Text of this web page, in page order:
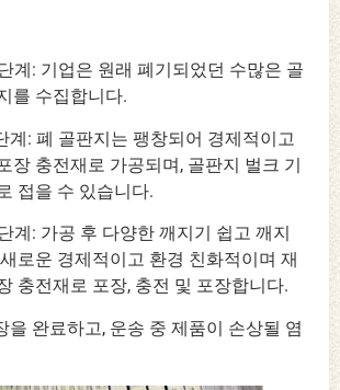
계: 기업은 원래 폐기되었던 수많은 골
를 수집합니다.
계: 폐 골판지는 팽창되어 경제적이고
장 충전재로 가공되며, 골판지 벌크 기
접을 수 있습니다.
계: 가공 후 다양한 깨지기 쉽고 깨지
로운 경제적이고 환경 친화적이며 재
충전재로 포장, 충전 및 포장합니다.
을 완료하고, 운송 중 제품이 손상될 염